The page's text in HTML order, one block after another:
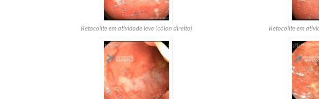
Retocolite em atividade leve (cólon direito) Retocolite em